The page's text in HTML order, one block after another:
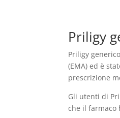
Priligy
Priligy
(EMA) ed è
prescrizione
Gli utenti di
che il farmaco